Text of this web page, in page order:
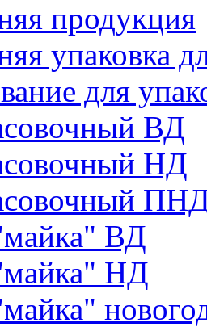
продукция
упаковка
для
ВД
НД
ВД
НД